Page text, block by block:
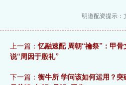
明道配资提示：
上一篇：忆融速配 周朝“禴祭”：甲
说“周因于殷礼”
下一篇： 衡牛所 学问该如何运用？